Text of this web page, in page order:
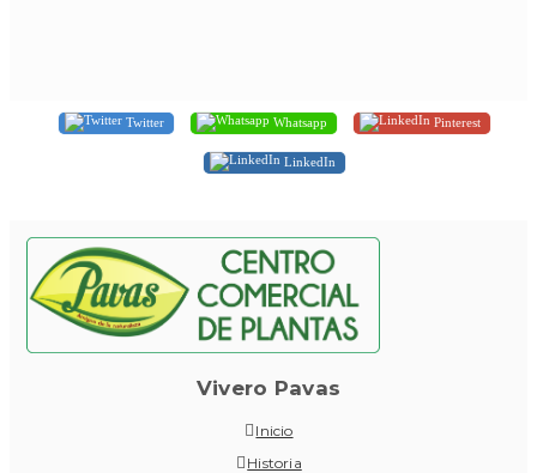
Twitter Whatsapp Pinterest
LinkedIn
Vivero Pavas
Inicio
Historia